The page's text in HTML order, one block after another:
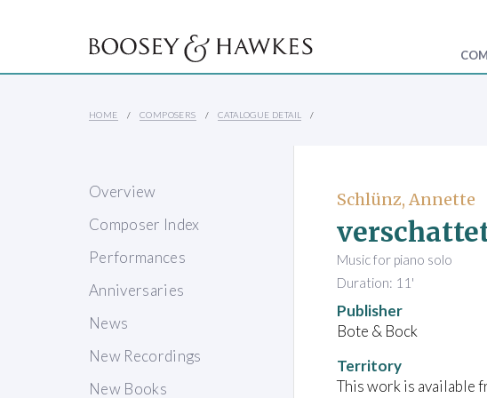
HOME COMPOSERS CATALOGUE DETAIL
Overview
Composer Index
Performances
Anniversaries
News
New Recordings
New Books
Schlünz, Annette
Music for piano solo
Duration: 11'
Publisher
Bote & Bock
Territory
This work is available